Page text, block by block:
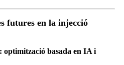
futures en la injecció
optimització basada en IA i